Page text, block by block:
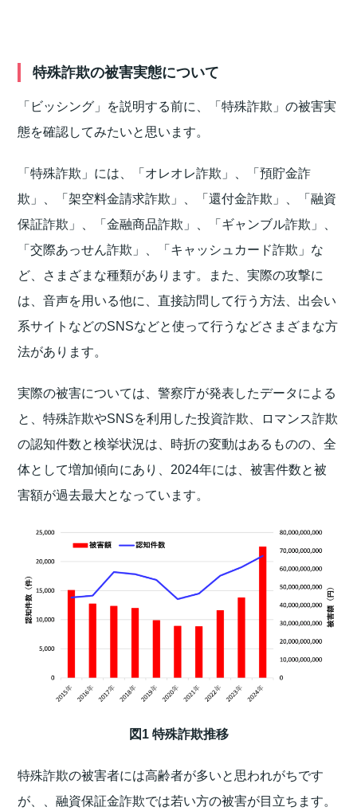
特殊詐欺の被害実態について
「ビッシング」を説明する前に、「特殊詐欺」の被害実
態を確認してみたいと思います。
「特殊詐欺」には、「オレオレ詐欺」、「預貯金詐
欺」、「架空料金請求詐欺」、「還付金詐欺」、「融資
保証詐欺」、「金融商品詐欺」、「ギャンブル詐欺」、
「交際あっせん詐欺」、「キャッシュカード詐欺」な
ど、さまざまな種類があります。また、実際の攻撃に
は、音声を用いる他に、直接訪問して行う方法、出会い
系サイトなどのSNSなどと使って行うなどさまざまな方
法があります。
実際の被害については、警察庁が発表したデータによる
と、特殊詐欺やSNSを利用した投資詐欺、ロマンス詐欺
の認知件数と検挙状況は、時折の変動はあるものの、全
体として増加傾向にあり、2024年には、被害件数と被
害額が過去最大となっています。
図1 特殊詐欺推移
特殊詐欺の被害者には高齢者が多いと思われがちです
が、、融資保証金詐欺では若い方の被害が目立ちます。